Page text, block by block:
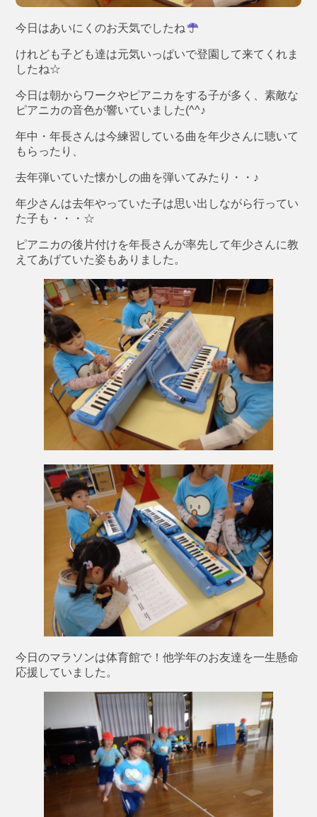
今日はあいにくのお天気でしたね
けれども子ども達は元気いっぱいで登園して来てくれま
したね☆
今日は朝からワークやピアニカをする子が多く、素敵な
ピアニカの音色が響いていました(^^♪
年中・年長さんは今練習している曲を年少さんに聴いて
もらったり、
去年弾いていた懐かしの曲を弾いてみたり・・♪
年少さんは去年やっていた子は思い出しながら行ってい
た子も・・・☆
ピアニカの後片付けを年長さんが率先して年少さんに教
えてあげていた姿もありました。
今日のマラソンは体育館で！他学年のお友達を一生懸命
応援していました。